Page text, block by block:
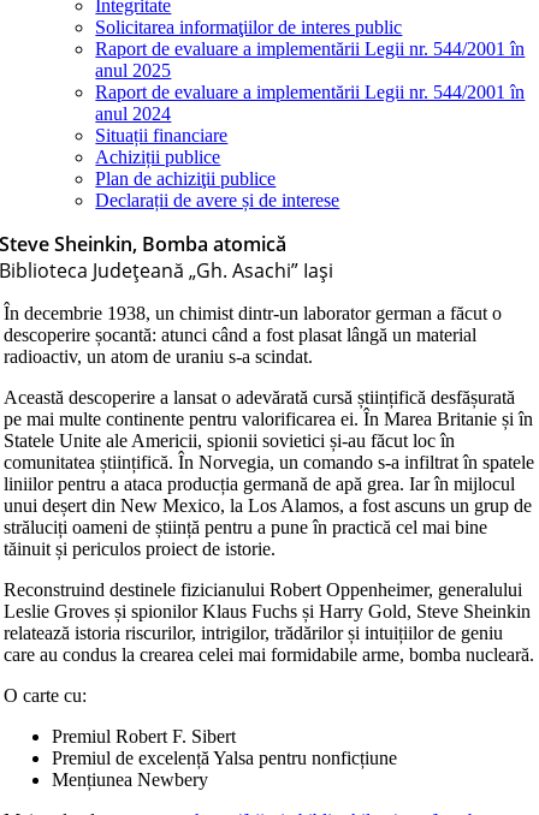
Integritate
Solicitarea informaţiilor de interes public
Raport de evaluare a implementării Legii nr. 544/2001 în
anul 2025
Raport de evaluare a implementării Legii nr. 544/2001 în
anul 2024
Situații financiare
Achiziții publice
Plan de achiziţii publice
Declarații de avere și de interese
Steve Sheinkin, Bomba atomică
Biblioteca Judeţeană „Gh. Asachi” Iaşi
În decembrie 1938, un chimist dintr-un laborator german a făcut o
descoperire șocantă: atunci când a fost plasat lângă un material
radioactiv, un atom de uraniu s-a scindat.
Această descoperire a lansat o adevărată cursă științifică desfășurată
pe mai multe continente pentru valorificarea ei. În Marea Britanie și în
Statele Unite ale Americii, spionii sovietici și-au făcut loc în
comunitatea științifică. În Norvegia, un comando s-a infiltrat în spatele
liniilor pentru a ataca producția germană de apă grea. Iar în mijlocul
unui deșert din New Mexico, la Los Alamos, a fost ascuns un grup de
străluciți oameni de știință pentru a pune în practică cel mai bine
tăinuit și periculos proiect de istorie.
Reconstruind destinele fizicianului Robert Oppenheimer, generalului
Leslie Groves și spionilor Klaus Fuchs și Harry Gold, Steve Sheinkin
relatează istoria riscurilor, intrigilor, trădărilor și intuițiilor de geniu
care au condus la crearea celei mai formidabile arme, bomba nucleară.
O carte cu:
Premiul Robert F. Sibert
Premiul de excelență Yalsa pentru nonficțiune
Mențiunea Newbery